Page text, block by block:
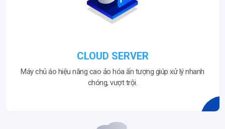
CLOUD SERVER
Máy chủ áo hiệu năng cao ảo hóa ấn tượng giúp xử lý nhanh
chóng, vượt trội.